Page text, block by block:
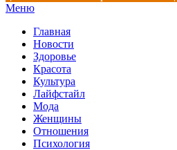
Главное
меню
Меню
Главная
Новости
Здоровье
Красота
Культура
Лайфстайл
Мода
Женщины
Отношения
Психология